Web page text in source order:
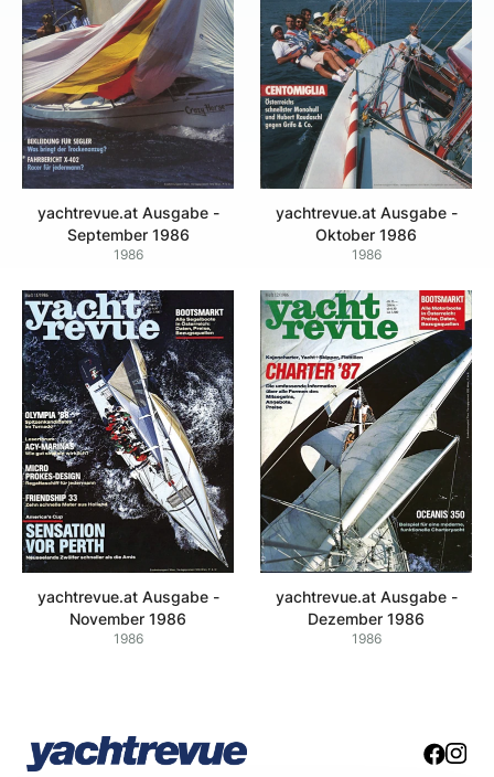
yachtrevue.at Ausgabe -
September 1986
1986
yachtrevue.at Ausgabe -
Oktober 1986
1986
yachtrevue.at Ausgabe -
November 1986
1986
yachtrevue.at Ausgabe -
Dezember 1986
1986